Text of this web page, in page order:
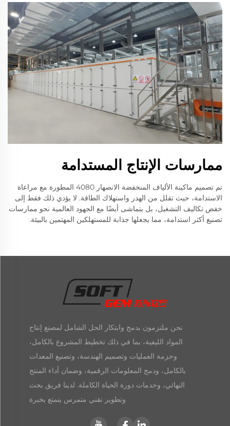
ممارسات الإنتاج المستدامة
تم تصميم ماكينة الألياف المنخفضة الانصهار 4080 المطورة مع مراعاة
الاستدامة، حيث تقلل من الهدر واستهلاك الطاقة. لا يؤدي ذلك فقط إلى
خفض تكاليف التشغيل، بل يتماشى أيضًا مع الجهود العالمية نحو ممارسات
تصنيع أكثر استدامة، مما يجعلها جذابة للمستهلكين المهتمين بالبيئة.
نحن ملتزمون بدمج وابتكار الحل الشامل لمصنع إنتاج
المواد الليفية، بما في ذلك تخطيط المشروع بالكامل،
وحزمة العمليات وتصميم الهندسة، وتصنيع المعدات
بالكامل، ودمج المعلومات الرقمية، وضمان أداء المنتج
النهائي، وخدمات دورة الحياة الكاملة. لدينا فريق بحث
وتطوير تقني متمرس يتمتع بخبرة